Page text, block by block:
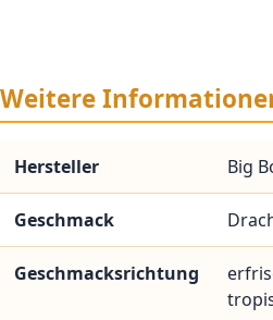
Weitere
Hersteller Big
Geschmack
Geschmacksrichtung